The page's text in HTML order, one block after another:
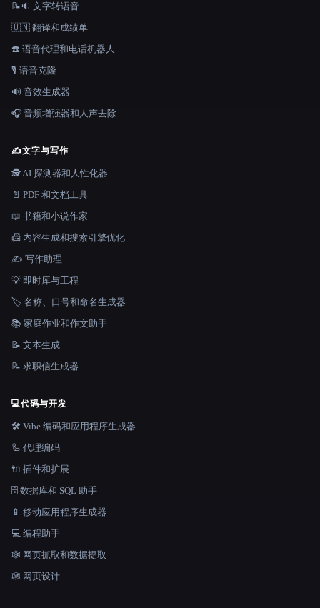
📝🔉 文字转语音
🇺🇳 翻译和成绩单
☎️ 语音代理和电话机器人
🎙️ 语音克隆
🔊 音效生成器
🎧 音频增强器和人声去除
✍️文字与写作
🕵️ AI 探测器和人性化器
📄 PDF 和文档工具
📖 书籍和小说作家
📠 内容生成和搜索引擎优化
✍️ 写作助理
💡 即时库与工程
🏷️ 名称、口号和命名生成器
📚 家庭作业和作文助手
📝 文本生成
📝 求职信生成器
💻代码与开发
🛠️ Vibe 编码和应用程序生成器
🦾 代理编码
🔌 插件和扩展
🗄️ 数据库和 SQL 助手
📱 移动应用程序生成器
💻 编程助手
🕸️ 网页抓取和数据提取
🕸 网页设计